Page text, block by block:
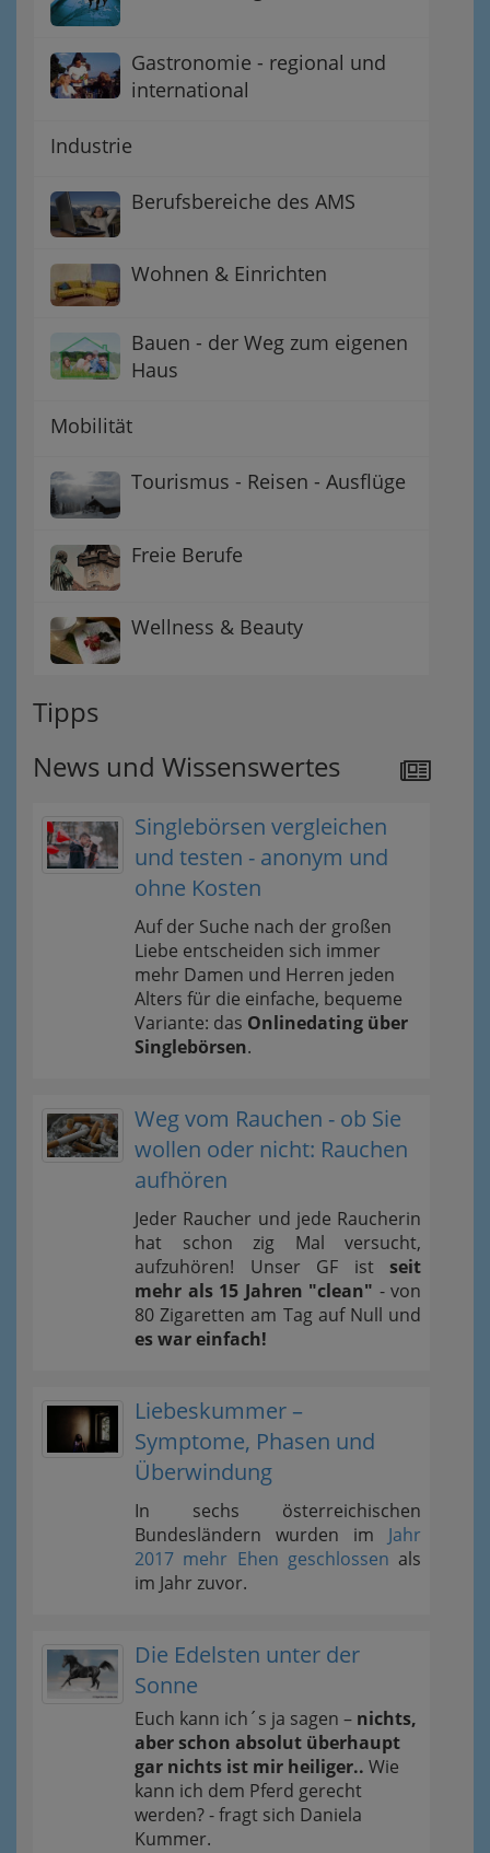
Gastronomie - regional und
international
Industrie
Berufsbereiche des AMS
Wohnen & Einrichten
Bauen - der Weg zum eigenen
Haus
Mobilität
Tourismus - Reisen - Ausflüge
Freie Berufe
Wellness & Beauty
Tipps
News und Wissenswertes
Singlebörsen vergleichen
und testen - anonym und
ohne Kosten
Auf der Suche nach der großen
Liebe entscheiden sich immer
mehr Damen und Herren jeden
Alters für die einfache, bequeme
Variante: das Onlinedating über
Singlebörsen.
Weg vom Rauchen - ob Sie
wollen oder nicht: Rauchen
aufhören
Jeder Raucher und jede Raucherin
hat schon zig Mal versucht,
aufzuhören! Unser GF ist seit
mehr als 15 Jahren "clean" - von
80 Zigaretten am Tag auf Null und
es war einfach!
Liebeskummer –
Symptome, Phasen und
Überwindung
In sechs österreichischen
Bundesländern wurden im Jahr
2017 mehr Ehen geschlossen als
im Jahr zuvor.
Die Edelsten unter der
Sonne
Euch kann ich´s ja sagen – nichts,
aber schon absolut überhaupt
gar nichts ist mir heiliger.. Wie
kann ich dem Pferd gerecht
werden? - fragt sich Daniela
Kummer.